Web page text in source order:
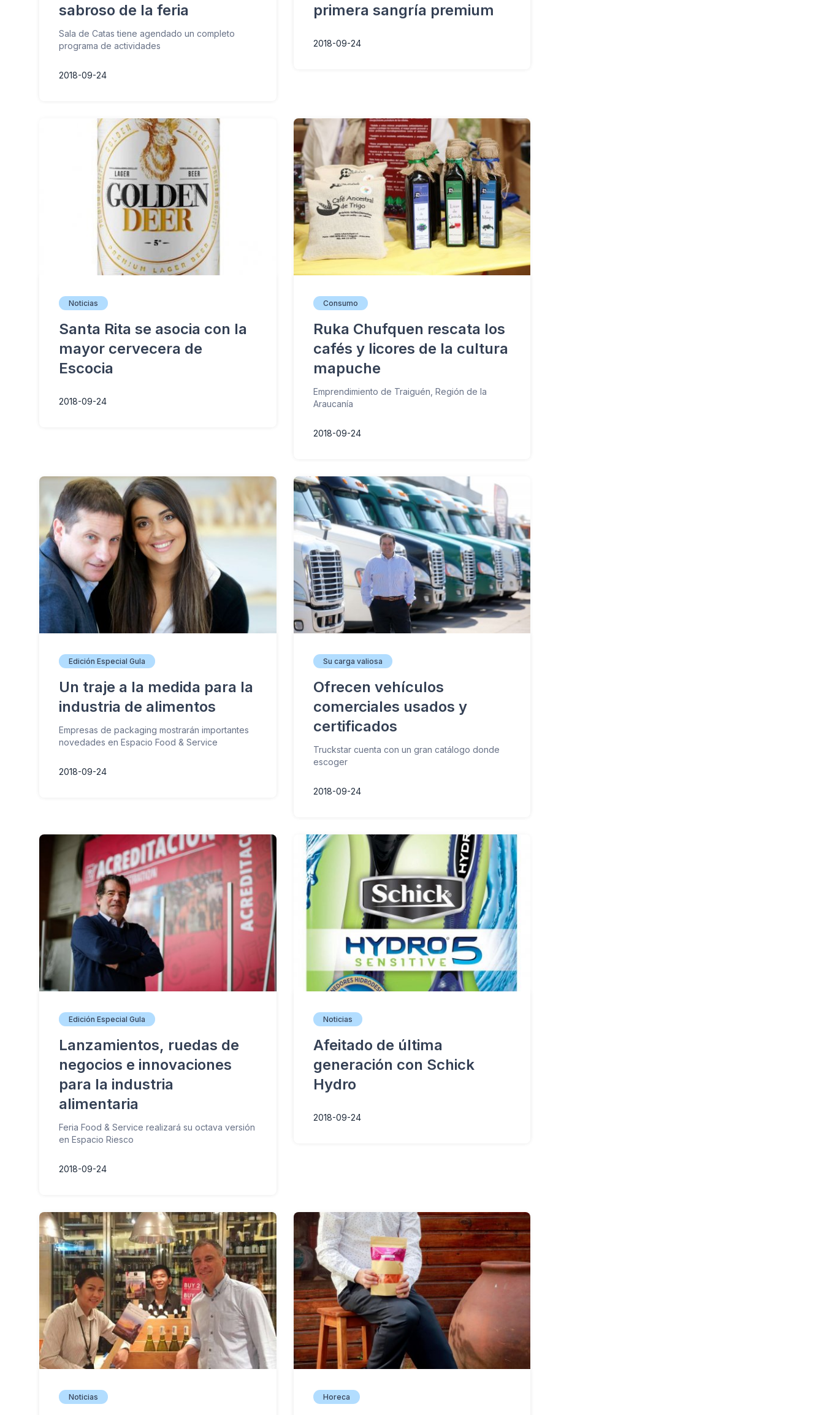
sabroso de la feria
Sala de Catas tiene agendado un completo
programa de actividades
2018-09-24
primera sangría premium
2018-09-24
Noticias
Santa Rita se asocia con la
mayor cervecera de
Escocia
2018-09-24
Consumo
Ruka Chufquen rescata los
cafés y licores de la cultura
mapuche
Emprendimiento de Traiguén, Región de la
Araucanía
2018-09-24
Edición Especial Gula
Un traje a la medida para la
industria de alimentos
Empresas de packaging mostrarán importantes
novedades en Espacio Food & Service
2018-09-24
Su carga valiosa
Ofrecen vehículos
comerciales usados y
certificados
Truckstar cuenta con un gran catálogo donde
escoger
2018-09-24
Edición Especial Gula
Lanzamientos, ruedas de
negocios e innovaciones
para la industria
alimentaria
Feria Food & Service realizará su octava versión
en Espacio Riesco
2018-09-24
Noticias
Afeitado de última
generación con Schick
Hydro
2018-09-24
Noticias Horeca